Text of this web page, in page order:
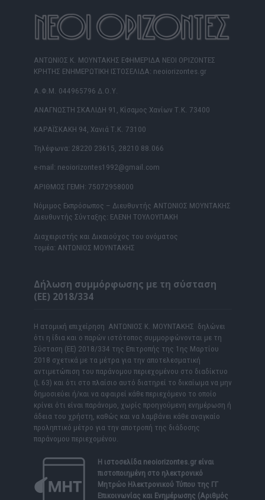
ΑΝΤΩΝΙΟΣ Κ. ΜΟΥΝΤΑΚΗΣ ΕΦΗΜΕΡΙΔΑ ΝΕΟΙ ΟΡΙΖΟΝΤΕΣ
ΚΡΗΤΗΣ ΕΝΗΜΕΡΩΤΙΚΗ ΙΣΤΟΣΕΛΙΔΑ: neoiorizontes.gr
Α.Φ.Μ. 044965796 Δ.Ο.Υ.
ΑΝΑΓΝΩΣΤΗ ΣΚΑΛΙΔΗ 91, Κίσαμος Χανίων Τ.Κ. 73400
ΚΑΡΑΪΣΚΑΚΗ 94, Χανιά Τ.Κ. 73100
Τηλέφωνα: 28220 23615, 28210 88.066
e-mail: neoiorizontes1992@gmail.com
ΑΡΙΘΜΟΣ ΓΕΜΗ: 75072958000
Νόμιμος Εκπρόσωπος – Διευθυντής ΑΝΤΩΝΙΟΣ ΜΟΥΝΤΑΚΗΣ
Διευθυντής Σύνταξης: ΕΛΕΝΗ ΤΟΥΛΟΥΠΑΚΗ
Διαχειριστής και Δικαιούχος του ονόματος
τομέα: ΑΝΤΩΝΙΟΣ ΜΟΥΝΤΑΚΗΣ
Δήλωση συμμόρφωσης με τη σύσταση
(ΕΕ) 2018/334
Η ατομική επιχείρηση ΑΝΤΩΝΙΟΣ Κ. ΜΟΥΝΤΑΚΗΣ δηλώνει
ότι η ίδια και ο παρών ιστότοπος συμμορφώνονται με τη
Σύσταση (ΕΕ) 2018/334 της Επιτροπής της 1ης Μαρτίου
2018 σχετικά με τα μέτρα για την αποτελεσματική
αντιμετώπιση του παράνομου περιεχομένου στο διαδίκτυο
(L 63) και ότι στο πλαίσιο αυτό διατηρεί το δικαίωμα να μην
δημοσιεύει ή/και να αφαιρεί κάθε περιεχόμενο το οποίο
κρίνει ότι είναι παράνομο, χωρίς προηγούμενη ενημέρωση ή
άδεια του χρήστη, καθώς και να λαμβάνει κάθε αναγκαίο
προληπτικό μέτρο για την αποτροπή της διάδοσης
παράνομου περιεχομένου.
Η ιστοσελίδα neoiorizontes.grείναι
πιστοποιημένη στο ηλεκτρονικό
Μητρώο Ηλεκτρονικού Τύπου της ΓΓ
Επικοινωνίας και Ενημέρωσης (Αριθμός